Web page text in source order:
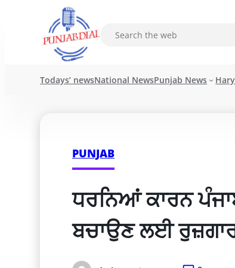
Todays’ newsNational NewsPunjab News
PUNJAB
ਧਰਨਿਆਂ ਕਾਰਨ
ਬਚਾਉਣ ਲਈ